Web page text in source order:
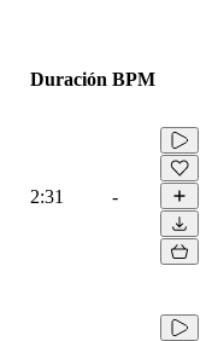
Duración BPM
2:31 -